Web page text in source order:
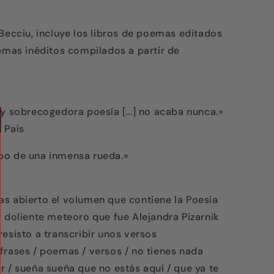
incluye los libros de poemas editados
inéditos compilados a partir de
sobrecogedora poesía [...] no acaba nunca.»
País
de una inmensa rueda.»
abierto el volumen que contiene la Poesía
meteoro que fue Alejandra Pizarnik
a transcribir unos versos
/ poemas / versos / no tienes nada
/ sueña sueña que no estás aquí / que ya te